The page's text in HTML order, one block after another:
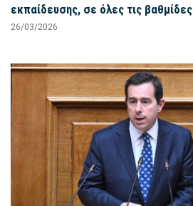
εκπαίδευσης, σε όλες τις βαθμίδες
26/03/2026